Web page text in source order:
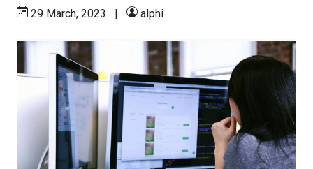
29 March, 2023 | alphi